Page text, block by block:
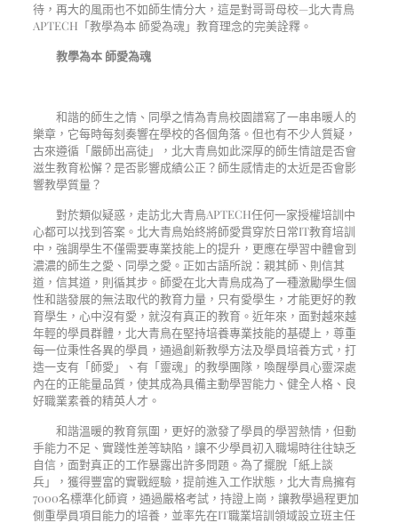
待，再大的風雨也不如師生情分大，這是對哥哥母校—北大青鳥
APTECH 「教學為本 師愛為魂」教育理念的完美詮釋。
教學為本 師愛為魂
和諧的師生之情、同學之情為青鳥校園譜寫了一串串暖人的
樂章，它每時每刻奏響在學校的各個角落。但也有不少人質疑，
古來遵循「嚴師出高徒」，北大青鳥如此深厚的師生情誼是否會
滋生教育松懈？是否影響成績公正？師生感情走的太近是否會影
響教學質量？
對於類似疑惑，走訪北大青鳥APTECH任何一家授權培訓中
心都可以找到答案。北大青鳥始終將師愛貫穿於日常IT教育培訓
中，強調學生不僅需要專業技能上的提升，更應在學習中體會到
濃濃的師生之愛、同學之愛。正如古語所說：親其師、則信其
道，信其道，則循其步。師愛在北大青鳥成為了一種激勵學生個
性和諧發展的無法取代的教育力量，只有愛學生，才能更好的教
育學生，心中沒有愛，就沒有真正的教育。近年來，面對越來越
年輕的學員群體，北大青鳥在堅持培養專業技能的基礎上，尊重
每一位秉性各異的學員，通過創新教學方法及學員培養方式，打
造一支有「師愛」、有「靈魂」的教學團隊，喚醒學員心靈深處
內在的正能量品質，使其成為具備主動學習能力、健全人格、良
好職業素養的精英人才。
和諧溫暖的教育氛圍，更好的激發了學員的學習熱情，但動
手能力不足、實踐性差等缺陷，讓不少學員初入職場時往往缺乏
自信，面對真正的工作暴露出許多問題。為了擺脫「紙上談
兵」，獲得豐富的實戰經驗，提前進入工作狀態，北大青鳥擁有
7000名標準化師資，通過嚴格考試，持證上崗，讓教學過程更加
側重學員項目能力的培養，並率先在IT職業培訓領域設立班主任